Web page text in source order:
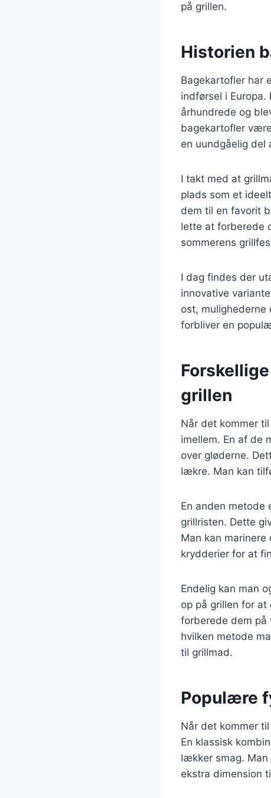
på grillen.
Historien
Bagekartofler har
indførsel i
århundrede og
bagekartofler
en uundgåelig del
I takt med at
plads som et
dem til en favorit
lette at forberede
sommerens
I dag findes der
innovative
ost,
forbliver en
grillen
Når det kommer
imellem. En af de
over gløderne.
lækre. Man kan
En anden metode
grillristen. Dette
Man kan
krydderier for at
Endelig kan man
op på grillen for
forberede dem på
hvilken metode
til grillmad.
Populære
Når det kommer
En klassisk
lækker smag. Man
ekstra dimension